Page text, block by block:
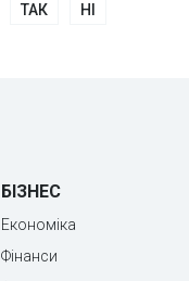
ТАК НІ
БІЗНЕС
Економіка
Фінанси